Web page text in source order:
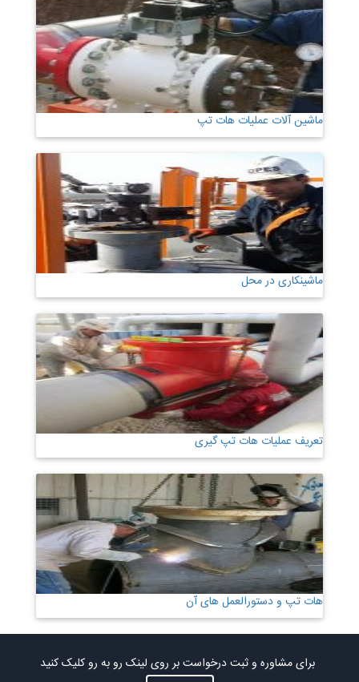
ماشین آلات عملیات هات تپ
ماشینکاری در محل
تعریف عملیات هات تپ گیری
هات تپ و دستورالعمل های آن
برای مشاوره و ثبت درخواست بر روی لینک رو به رو کلیک کنید